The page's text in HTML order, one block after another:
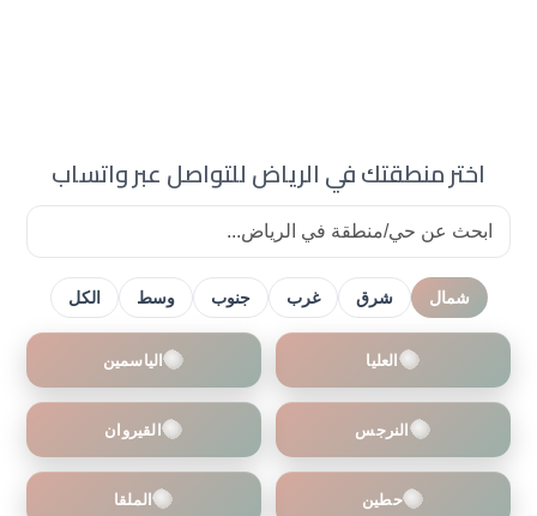
اختر منطقتك في الرياض للتواصل عبر واتساب
شمال شرق غرب جنوب وسط الكل
العليا الياسمين
النرجس القيروان
حطين الملقا